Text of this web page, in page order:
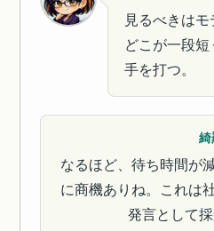
見るべきは
どこが一段
手を打つ。
綺
なるほど、待ち時間が
に商機ありね。これは
発言として